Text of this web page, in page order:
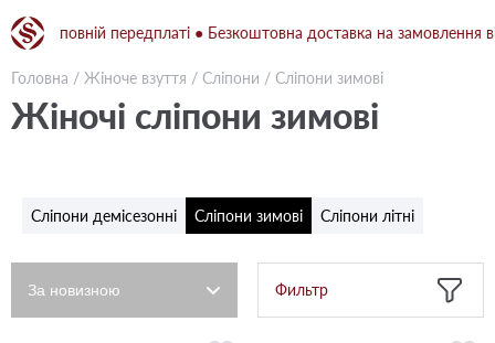
повній передплаті ● Безкоштовна доставка на замовлення
Головна / Жіноче взуття / Сліпони / Сліпони зимові
Жіночі сліпони зимові
Сліпони демісезонні Сліпони зимові Сліпони літні
Фильтр